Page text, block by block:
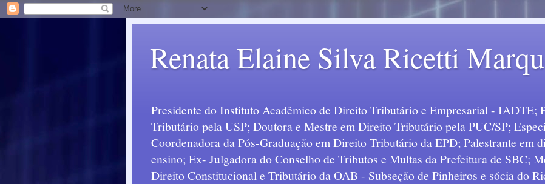
Renata Elaine Silva Ricetti
Presidente do Instituto Acadêmico de Direito Tributário e Empresarial - IADTE;
Tributário pela USP; Doutora e Mestre em Direito Tributário pela PUC/SP;
Coordenadora da Pós-Graduação em Direito Tributário da EPD; Palestrante em
ensino; Ex- Julgadora do Conselho de Tributos e Multas da Prefeitura de SBC;
Direito Constitucional e Tributário da OAB - Subseção de Pinheiros e sócia do